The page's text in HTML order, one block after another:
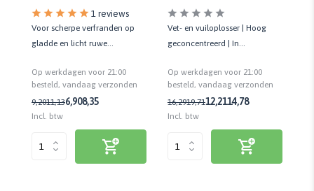
1 reviews
Voor scherpe verfranden op
gladde en licht ruwe
vochtbestendig
Op werkdagen voor 21:00
besteld, vandaag verzonden
9,2011,136,908,35
Incl. btw
Vet- en vuiloplosser | Hoog
geconcentreerd | In
gebruik
Op werkdagen voor 21:00
besteld, vandaag verzonden
16,2919,7112,2114,78
Incl. btw